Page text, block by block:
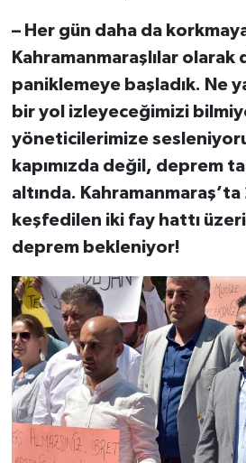
– Her gün daha da
Kahramanmaraşlılar olarak
paniklemeye başladık. Ne
bir yol izleyeceğimizi
yöneticilerimize
kapımızda değil, deprem
altında. Kahramanmaraş’ta
keşfedilen iki fay hattı
deprem bekleniyor!
KİTAP
HEDEF2020
OTOMOBİL
MİZAH
TARİH
Genel
Politika
YEREL
BÖLGEDEN